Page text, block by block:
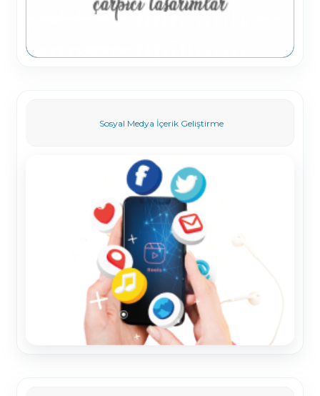
Sosyal Medya İçerik Geliştirme